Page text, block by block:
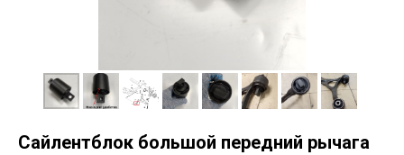
Сайлентблок большой передний рычага